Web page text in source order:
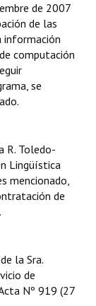
de 2007
de las
información
computación
se
R. Toledo-
Lingüística
mencionado,
de
la Sra.
de
Nº 919 (27